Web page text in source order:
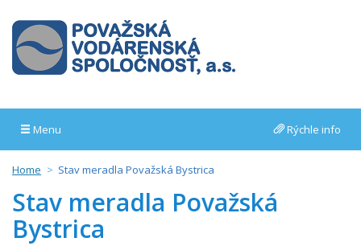
Menu Rýchle info
Home Stav meradla Považská Bystrica
Stav meradla Považská
Bystrica